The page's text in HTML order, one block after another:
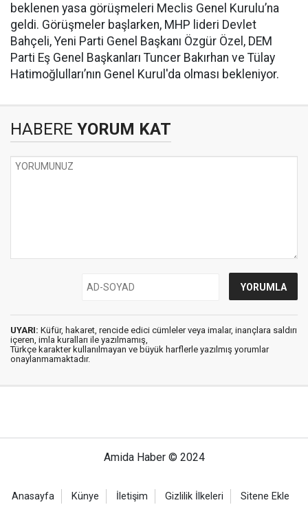
beklenen yasa görüşmeleri Meclis Genel Kurulu’na
geldi. Görüşmeler başlarken, MHP lideri Devlet
Bahçeli, Yeni Parti Genel Başkanı Özgür Özel, DEM
Parti Eş Genel Başkanları Tuncer Bakırhan ve Tülay
Hatimoğlulları’nın Genel Kurul'da olması bekleniyor.
HABERE YORUM KAT
UYARI: Küfür, hakaret, rencide edici cümleler veya imalar, inançlara saldırı
içeren, imla kuralları ile yazılmamış,
Türkçe karakter kullanılmayan ve büyük harflerle yazılmış yorumlar
onaylanmamaktadır.
Amida Haber © 2024
Anasayfa Künye İletişim Gizlilik İlkeleri Sitene Ekle